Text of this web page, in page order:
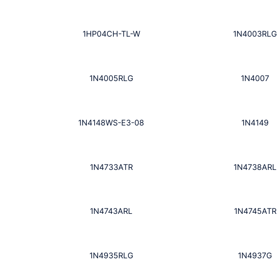
1HP04CH-TL-W 1N4003RLG
1N4005RLG 1N4007
1N4148WS-E3-08 1N4149
1N4733ATR 1N4738ARL
1N4743ARL 1N4745ATR
1N4935RLG 1N4937G